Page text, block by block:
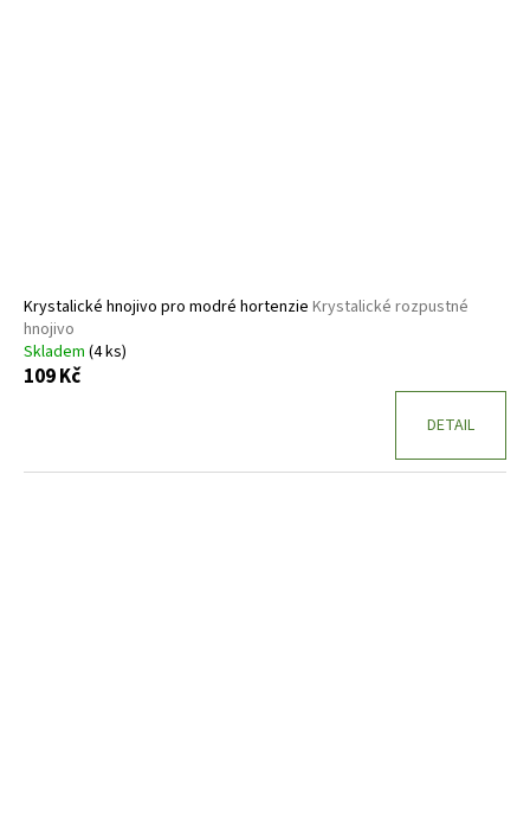
Krystalické hnojivo pro modré hortenzie Krystalické rozpustné
hnojivo
Skladem (4 ks)
109 Kč
DETAIL